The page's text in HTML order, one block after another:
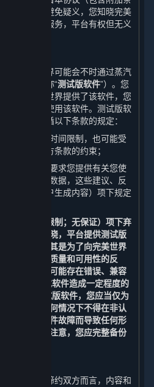
的权利。为避免疑义，您知晓完美
升级内容和服务，平台有权但无义
前，完美世界可能会不时通过蒸汽
版（以下简称“测试版软件”）。您
但如果完美世界提供了该软件，您
下自行选择使用该软件。测试版软
用时需遵循以下条款的规定：
可能会受到时间限制，也可能受
发方/运营方条款的约束；
联方可能会要求您提供有关您使
馈或者相关数据，这些建议、反
第6条（用户生成内容）项下规定
声明；责任限制；无保证）项下弃
您还应当知晓，平台提供测试版
进软件，尤其是为了向完美世界
试版软件的质量和可用性的反
版本，因此可能存在错误、兼容
、数据和/或软件造成一定程度的
/或使用测试版软件，您应当仅为
用，且在任何情况下不得在非认
因测试版软件故障而导致任何形
外，请特别注意，您应完整备份
对于本协议缔约双方而言，内容和